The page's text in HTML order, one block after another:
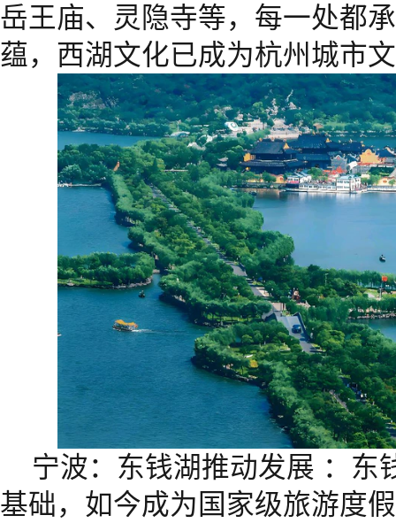
岳王庙、灵隐寺等，每一处都
蕴，西湖文化已成为杭州城市
宁波：东钱湖推动发展 ：东
基础，如今成为国家级旅游度